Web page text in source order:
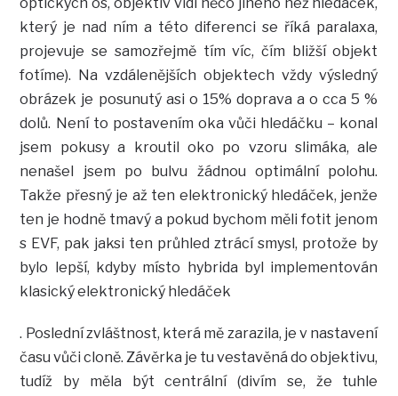
který je nad ním a této diferenci se říká paralaxa,
projevuje se samozřejmě tím víc, čím bližší objekt
fotíme). Na vzdálenějších objektech vždy výsledný
obrázek je posunutý asi o 15% doprava a o cca 5 %
dolů. Není to postavením oka vůči hledáčku – konal
jsem pokusy a kroutil oko po vzoru slimáka, ale
nenašel jsem po bulvu žádnou optimální polohu.
Takže přesný je až ten elektronický hledáček, jenže
ten je hodně tmavý a pokud bychom měli fotit jenom
s EVF, pak jaksi ten průhled ztrácí smysl, protože by
bylo lepší, kdyby místo hybrida byl implementován
klasický elektronický hledáček
. Poslední zvláštnost, která mě zarazila, je v nastavení
času vůči cloně. Závěrka je tu vestavěná do objektivu,
tudíž by měla být centrální (divím se, že tuhle